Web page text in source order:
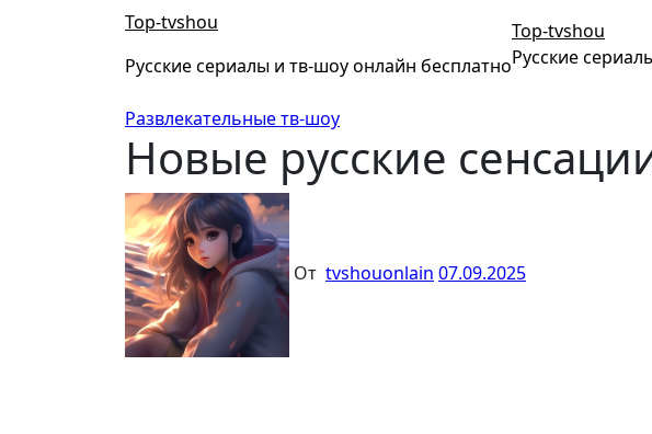
Top-tvshou
Русские сериалы и тв-шоу онлайн бесплатно
Top-tvshou
Русские
Развлекательные тв-шоу
Новые русские
От tvshouonlain 07.09.2025